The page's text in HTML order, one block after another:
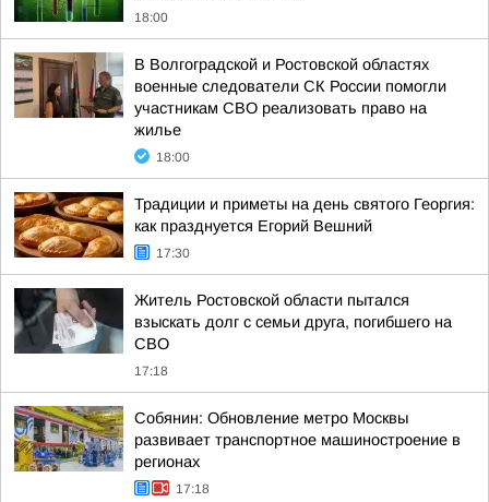
18:00
В Волгоградской и Ростовской областях
военные следователи СК России помогли
участникам СВО реализовать право на
жилье
18:00
Традиции и приметы на день святого Георгия:
как празднуется Егорий Вешний
17:30
Житель Ростовской области пытался
взыскать долг с семьи друга, погибшего на
СВО
17:18
Собянин: Обновление метро Москвы
развивает транспортное машиностроение в
регионах
17:18